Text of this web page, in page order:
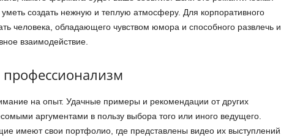
создать нежную и теплую атмосферу. Для корпоративного
человека, обладающего чувством юмора и способного развлечь и
взаимодействие.
на опыт. Удачные примеры и рекомендации от других
аргументами в пользу выбора того или иного ведущего.
имеют свои портфолио, где представлены видео их выступлений.